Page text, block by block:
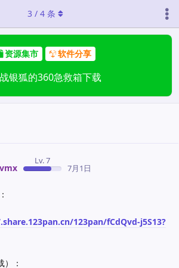
资源集市 软件分享
银狐的360急救箱下载
3 / 4 条
Lv. 7
7月1日
123pan/fCdQvd-j5S13?
：